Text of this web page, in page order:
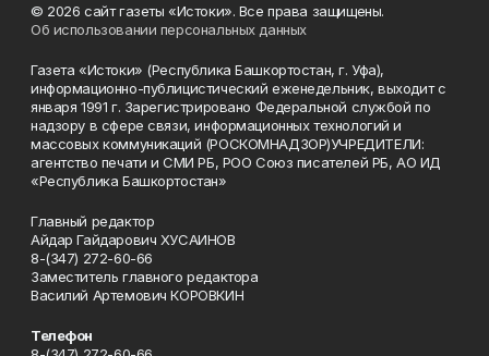
© 2026 сайт газеты «Истоки». Все права защищены.
Об использовании персональных данных
Газета «Истоки» (Республика Башкортостан, г. Уфа),
информационно-публицистический еженедельник, выходит с
января 1991 г. Зарегистрировано Федеральной службой по
надзору в сфере связи, информационных технологий и
массовых коммуникаций (РОСКОМНАДЗОР)УЧРЕДИТЕЛИ:
агентство печати и СМИ РБ, РОО Союз писателей РБ, АО ИД
«Республика Башкортостан»
Главный редактор
Айдар Гайдарович ХУСАИНОВ
8-(347) 272-60-66
Заместитель главного редактора
Василий Артемович КОРОВКИН
Телефон